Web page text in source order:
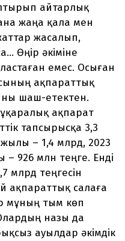
айтарлық
жаңа қала мен
жасалып,
Өңір әкіміне
емес. Осыған
ақпараттық
шаш-етектен.
ақпарат
тапсырысқа 3,3
– 1,4 млрд, 2023
926 млн теңге. Енді
млрд теңгесін
ақпараттық салаға
мұның тым көп
назы да
ауылдар әкімдік